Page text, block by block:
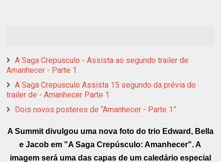
A Saga Crepusculo - Assista ao segundo trailer de
Amanhecer - Parte 1
A Saga Crepusculo Assista 15 segundo da prévia do
trailer de - Amanhecer Parte 1
Dois novos posteres de “Amanhecer - Parte 1”
A Summit divulgou uma nova foto do trio Edward, Bella
e Jacob em "A Saga Crepúsculo: Amanhecer". A
imagem será uma das capas de um caledário especial